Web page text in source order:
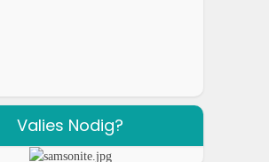
Valies Nodig?